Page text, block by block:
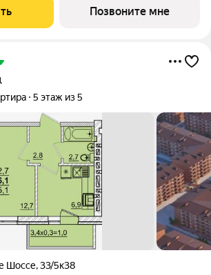
семей с детьми. Рядом находятся
детских садов. Это
Позвоните мне
5 этаж из 5
Шоссе,33/5к38